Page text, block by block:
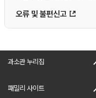
오류 및 불편신고
과소관 누리집
패밀리 사이트